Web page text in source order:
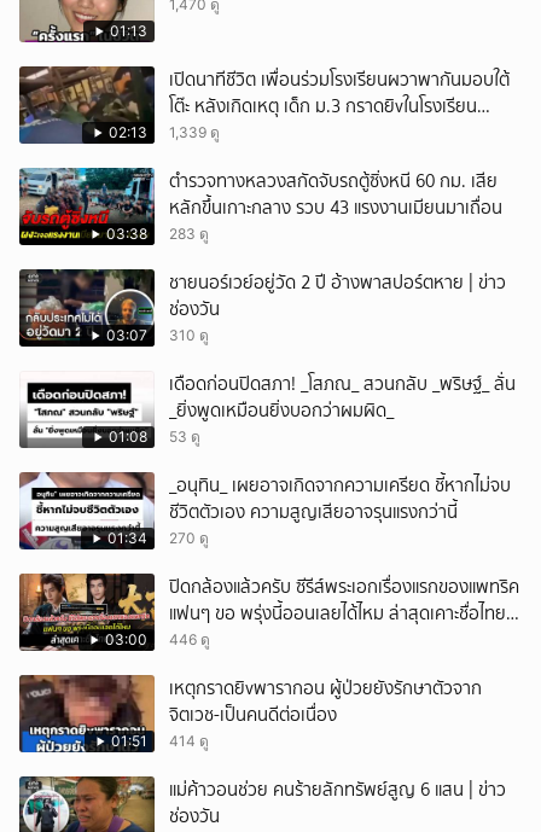
01:13
1,470 ดู
02:13
เปิดนาทีชีวิต เพื่อนร่วมโรงเรียนผวาพากันมอบใต้
โต๊ะ หลังเกิดเหตุ เด็ก ม.3 กราดยิvในโรงเรียน
เทพศิรินทร์นนท์ แบบไม่เลือกหน้า เสียงปืนดังสนั่น
1,339 ดู
03:38
ตำรวจทางหลวงสกัดจับรถตู้ซิ่งหนี 60 กม. เสีย
หลักขึ้นเกาะกลาง รวบ 43 แรงงานเมียนมาเถื่อน
283 ดู
03:07
ชายนอร์เวย์อยู่วัด 2 ปี อ้างพาสปอร์ตหาย | ข่าว
ช่องวัน
310 ดู
01:08
เดือดก่อนปิดสภา! _โสภณ_ สวนกลับ _พริษฐ์_ ลั่น
_ยิ่งพูดเหมือนยิ่งบอกว่าผมผิด_
53 ดู
01:34
_อนุทิน_ เผยอาจเกิดจากความเครียด ชี้หากไม่จบ
ชีวิตตัวเอง ความสูญเสียอาจรุนแรงกว่านี้
270 ดู
03:00
ปิดกล้องแล้วครับ ซีรีส์พระเอกเรื่องแรกของแพทริค
แฟนๆ ขอ พรุ่งนี้ออนเลยได้ไหม ล่าสุดเคาะชื่อไทย
แล้ว
446 ดู
01:51
เหตุกราดยิvพารากอน ผู้ป่วยยังรักษาตัวจาก
จิตเวช-เป็นคนดีต่อเนื่อง
414 ดู
แม่ค้าวอนช่วย คนร้ายลักทรัพย์สูญ 6 แสน | ข่าว
ช่องวัน